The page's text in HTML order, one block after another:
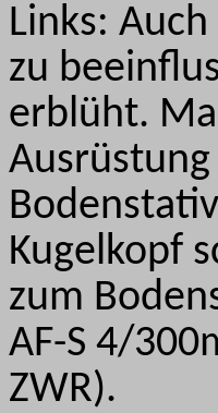
Links:
zu
erblüht.
Kugelkopf
zum
AF-S 4/
ZWR).